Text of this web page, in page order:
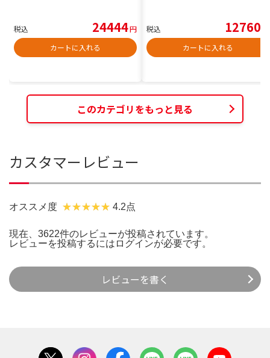
税込 24444円
カートに入れる
税込 12760
カートに入れる
このカテゴリをもっと見る
カスタマーレビュー
オススメ度 4.2点
現在、3622件のレビューが投稿されています。
レビューを投稿するには ログインが必要です。
レビューを書く